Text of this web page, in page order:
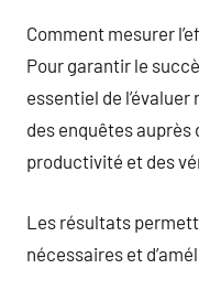
Comment mesurer
Pour garantir le
essentiel de
des enquêtes auprès
productivité et des
Les résultats
nécessaires et